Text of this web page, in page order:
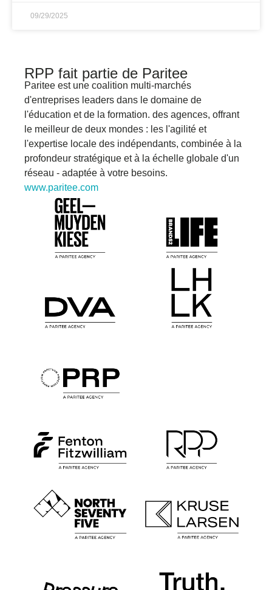
09/29/2025
RPP fait partie de Paritee
Paritee est une coalition multi-marchés
d'entreprises leaders dans le domaine de
l'éducation et de la formation. des agences, offrant
le meilleur de deux mondes : les l'agilité et
l'expertise locale des indépendants, combinée à la
profondeur stratégique et à la échelle globale d'un
réseau - adaptée à votre besoins.
www.paritee.com